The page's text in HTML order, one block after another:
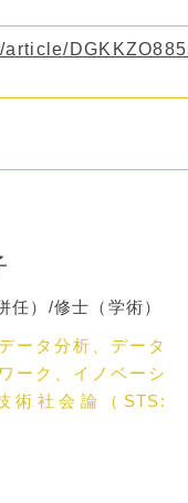
任）/修士（学術）
ータ分析、データ
ーク、イノベーシ
術社会論（STS: